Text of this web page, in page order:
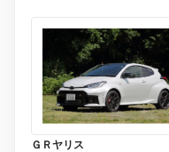
ＧＲヤリス